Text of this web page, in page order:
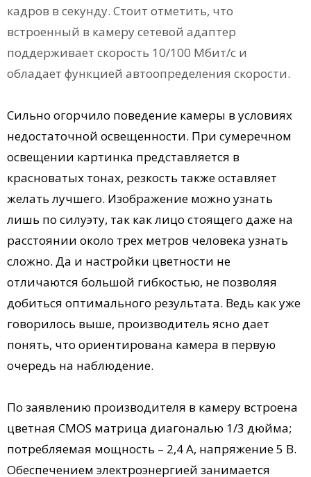
кадров в секунду. Стоит отметить, что
встроенный в камеру сетевой адаптер
поддерживает скорость 10/100 Мбит/с и
обладает функцией автоопределения скорости.
Сильно огорчило поведение камеры в условиях
недостаточной освещенности. При сумеречном
освещении картинка представляется в
красноватых тонах, резкость также оставляет
желать лучшего. Изображение можно узнать
лишь по силуэту, так как лицо стоящего даже на
расстоянии около трех метров человека узнать
сложно. Да и настройки цветности не
отличаются большой гибкостью, не позволяя
добиться оптимального результата. Ведь как уже
говорилось выше, производитель ясно дает
понять, что ориентирована камера в первую
очередь на наблюдение.
По заявлению производителя в камеру встроена
цветная CMOS матрица диагональю 1/3 дюйма;
потребляемая мощность – 2,4 А, напряжение 5 В.
Обеспечением электроэнергией занимается